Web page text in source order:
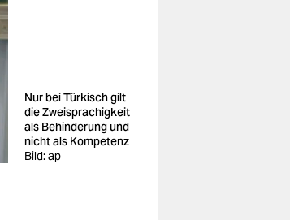
Nur bei Türkisch gilt
die Zweisprachigkeit
als Behinderung und
nicht als Kompetenz
Bild: ap